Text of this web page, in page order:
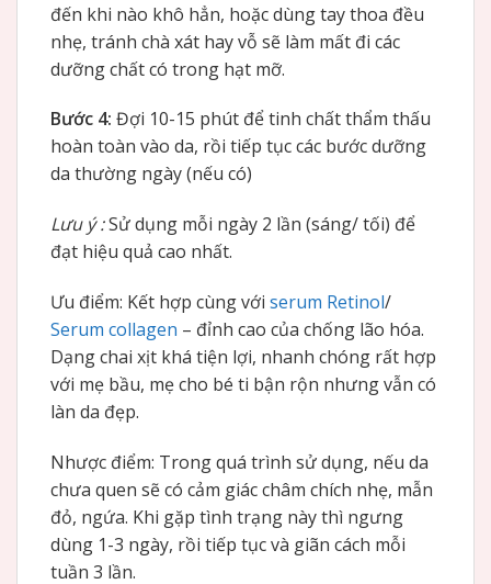
đến khi nào khô hẳn, hoặc dùng tay thoa đều
nhẹ, tránh chà xát hay vỗ sẽ làm mất đi các
dưỡng chất có trong hạt mỡ.
Bước 4: Đợi 10-15 phút để tinh chất thẩm thấu
hoàn toàn vào da, rồi tiếp tục các bước dưỡng
da thường ngày (nếu có)
Lưu ý :Sử dụng mỗi ngày 2 lần (sáng/ tối) để
đạt hiệu quả cao nhất.
Ưu điểm: Kết hợp cùng với serum Retinol/
Serum collagen – đỉnh cao của chống lão hóa.
Dạng chai xịt khá tiện lợi, nhanh chóng rất hợp
với mẹ bầu, mẹ cho bé ti bận rộn nhưng vẫn có
làn da đẹp.
Nhược điểm: Trong quá trình sử dụng, nếu da
chưa quen sẽ có cảm giác châm chích nhẹ, mẫn
đỏ, ngứa. Khi gặp tình trạng này thì ngưng
dùng 1-3 ngày, rồi tiếp tục và giãn cách mỗi
tuần 3 lần.